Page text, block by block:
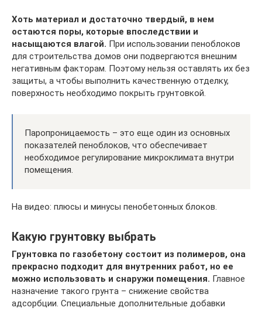
Хоть материал и достаточно твердый, в нем
остаются поры, которые впоследствии и
насыщаются влагой. При использовании пеноблоков
для строительства домов они подвергаются внешним
негативным факторам. Поэтому нельзя оставлять их без
защиты, а чтобы выполнить качественную отделку,
поверхность необходимо покрыть грунтовкой.
Паропроницаемость – это еще один из основных
показателей пеноблоков, что обеспечивает
необходимое регулирование микроклимата внутри
помещения.
На видео: плюсы и минусы пенобетонных блоков.
Какую грунтовку выбрать
Грунтовка по газобетону состоит из полимеров, она
прекрасно подходит для внутренних работ, но ее
можно использовать и снаружи помещения. Главное
назначение такого грунта – снижение свойства
адсорбции. Специальные дополнительные добавки